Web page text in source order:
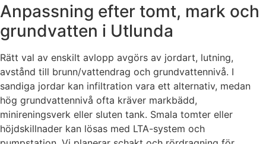
Anpassning efter tomt, mark och
grundvatten i Utlunda
Rätt val av enskilt avlopp avgörs av jordart, lutning,
avstånd till brunn/vattendrag och grundvattennivå. I
sandiga jordar kan infiltration vara ett alternativ, medan
hög grundvattennivå ofta kräver markbädd,
minireningsverk eller sluten tank. Smala tomter eller
höjdskillnader kan lösas med LTA-system och